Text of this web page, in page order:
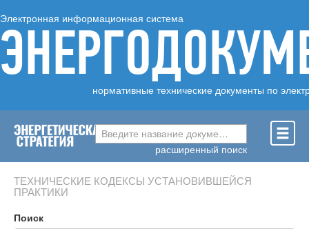
Электронная информационная система
нормативные технические документы по
Введите название документа ...
расширенный поиск
ТЕХНИЧЕСКИЕ КОДЕКСЫ УСТАНОВИВШЕЙСЯ
ПРАКТИКИ
Поиск